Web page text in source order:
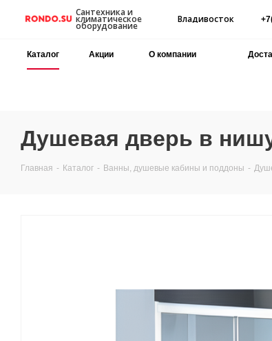
Сантехника и
климатическое
оборудование
Владивосток
Каталог Акции О компании
Душевая дверь в
Главная - Каталог - Ванны, душевые кабины и поддоны -